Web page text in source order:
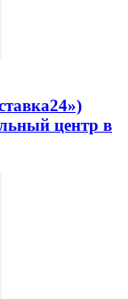
центр в